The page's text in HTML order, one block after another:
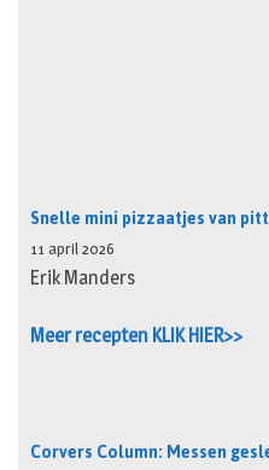
Snelle mini pizzaatjes van
11 april 2026
Erik Manders
Meer recepten KLIK HIER>>
Corvers Column: Messen